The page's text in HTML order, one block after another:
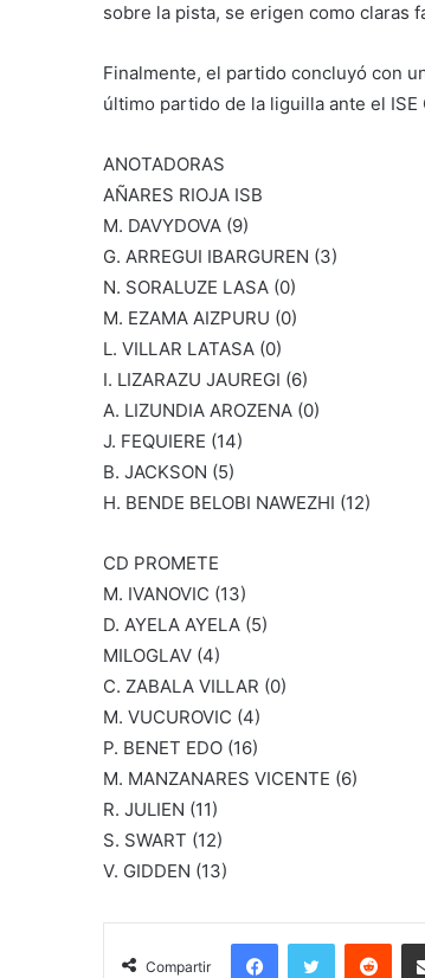
sobre la pista, se erigen como claras
Finalmente, el partido concluyó con
último partido de la liguilla ante el ISE
ANOTADORAS
AÑARES RIOJA ISB
M. DAVYDOVA (9)
G. ARREGUI IBARGUREN (3)
N. SORALUZE LASA (0)
M. EZAMA AIZPURU (0)
L. VILLAR LATASA (0)
I. LIZARAZU JAUREGI (6)
A. LIZUNDIA AROZENA (0)
J. FEQUIERE (14)
B. JACKSON (5)
H. BENDE BELOBI NAWEZHI (12)
CD PROMETE
M. IVANOVIC (13)
D. AYELA AYELA (5)
MILOGLAV (4)
C. ZABALA VILLAR (0)
M. VUCUROVIC (4)
P. BENET EDO (16)
M. MANZANARES VICENTE (6)
R. JULIEN (11)
S. SWART (12)
V. GIDDEN (13)
Compartir